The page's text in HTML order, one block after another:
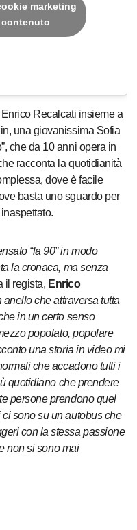
marketing
Recalcati insieme a
una giovanissima Sofia
che da 10 anni opera in
racconta la quotidianità
dove è facile
basta uno sguardo per
“la 90” in modo
la cronaca, ma senza
il regista, Enrico
anello che attraversa tutta
in un certo senso
popolato, popolare
una storia in video mi
che accadono tutti i
quotidiano che prendere
persone prendono quel
sono su un autobus che
con la stessa passione
non si sono mai